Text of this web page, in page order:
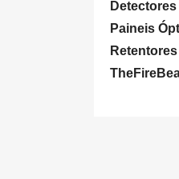
Detectores
Paineis